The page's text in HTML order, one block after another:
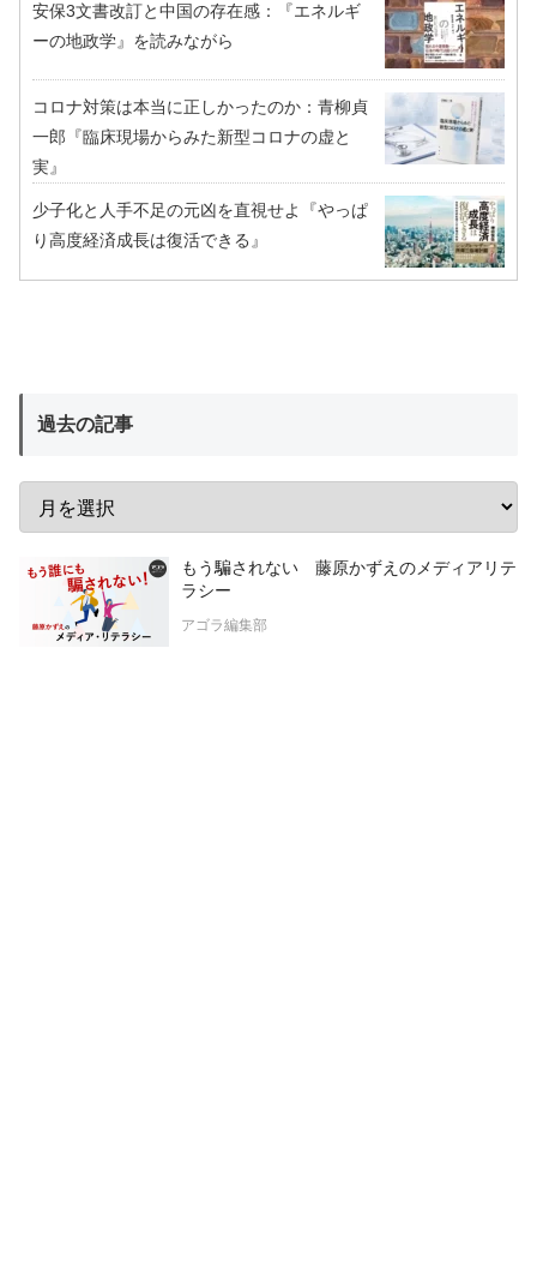
安保3文書改訂と中国の存在感：『エネルギ
ーの地政学』を読みながら
コロナ対策は本当に正しかったのか：青柳貞
一郎『臨床現場からみた新型コロナの虚と
実』
少子化と人手不足の元凶を直視せよ『やっぱ
り高度経済成長は復活できる』
過去の記事
もう騙されない 藤原かずえのメディアリテ
ラシー
アゴラ編集部